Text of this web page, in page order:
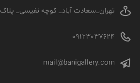
تهران_سعادت آباد_ کوچه نفیسی_ پلاک 17_ واحد4
09123037624
mail@banigallery.com